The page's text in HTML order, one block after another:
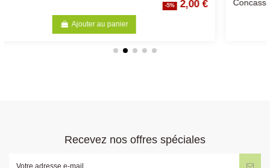
Recevez nos offres spéciales